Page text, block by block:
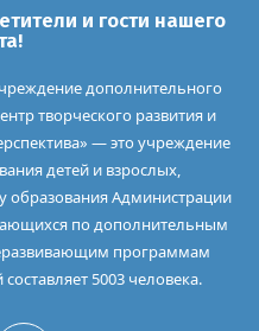
и гости нашего
дополнительного
творческого развития и
— это учреждение
детей и взрослых,
образования Администрации
по дополнительным
программам
5003 человека.